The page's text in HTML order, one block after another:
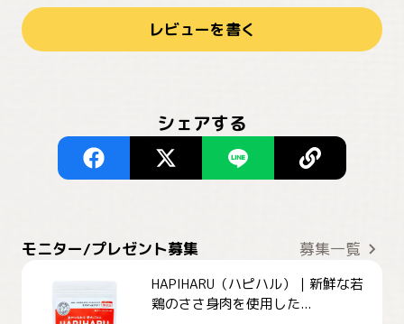
レビューを書く
シェアする
モニター/プレゼント募集 募集一覧
HAPIHARU（ハピハル）｜新鮮な若
鶏のささ身肉を使用した...